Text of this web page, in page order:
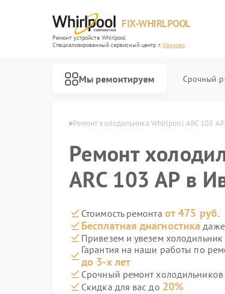
FIX-WHIRLPOOL
Ремонт устройств Whirlpool
Специализированный cервисный центр г. Иваново
Мы ремонтируем Срочный
Ремонт холодильника Whirlpool ARC 103
Ремонт
ARC 103 AP в
Стоимость ремонта от 475 руб.
Бесплатная диагностика
Привезем и увезем
Гарантия на наши работы по
до 3-х лет
Срочный ремонт холодильников
Скидка для вас до 20%